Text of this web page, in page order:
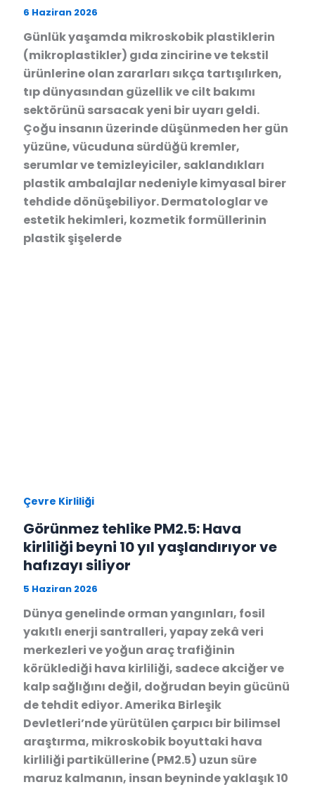
6 Haziran 2026
Günlük yaşamda mikroskobik plastiklerin
(mikroplastikler) gıda zincirine ve tekstil
ürünlerine olan zararları sıkça tartışılırken,
tıp dünyasından güzellik ve cilt bakımı
sektörünü sarsacak yeni bir uyarı geldi.
Çoğu insanın üzerinde düşünmeden her gün
yüzüne, vücuduna sürdüğü kremler,
serumlar ve temizleyiciler, saklandıkları
plastik ambalajlar nedeniyle kimyasal birer
tehdide dönüşebiliyor. Dermatologlar ve
estetik hekimleri, kozmetik formüllerinin
plastik şişelerde
Çevre Kirliliği
Görünmez tehlike PM2.5: Hava
kirliliği beyni 10 yıl yaşlandırıyor ve
hafızayı siliyor
5 Haziran 2026
Dünya genelinde orman yangınları, fosil
yakıtlı enerji santralleri, yapay zekâ veri
merkezleri ve yoğun araç trafiğinin
körüklediği hava kirliliği, sadece akciğer ve
kalp sağlığını değil, doğrudan beyin gücünü
de tehdit ediyor. Amerika Birleşik
Devletleri’nde yürütülen çarpıcı bir bilimsel
araştırma, mikroskobik boyuttaki hava
kirliliği partiküllerine (PM2.5) uzun süre
maruz kalmanın, insan beyninde yaklaşık 10